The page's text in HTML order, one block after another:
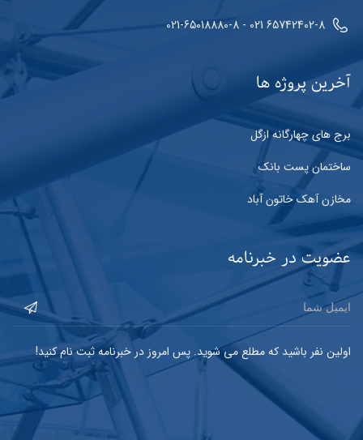
65742402-8 021 - 021-65018880-8
آخرین پروژه ها
برج های چهارگانه ازگل
ساختمان پست بانک
مخازن آهک خاتون آباد
عضویت در خبرنامه
اولین نفر باشید که مطلع می شوید. پس امروز در خبرنامه ثبت نام کنید!